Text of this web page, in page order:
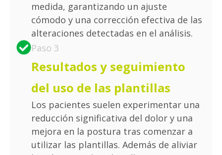
medida, garantizando un ajuste
cómodo y una corrección efectiva de las
alteraciones detectadas en el análisis.
Paso 3
Resultados y seguimiento
del uso de las plantillas
Los pacientes suelen experimentar una
reducción significativa del dolor y una
mejora en la postura tras comenzar a
utilizar las plantillas. Además de aliviar